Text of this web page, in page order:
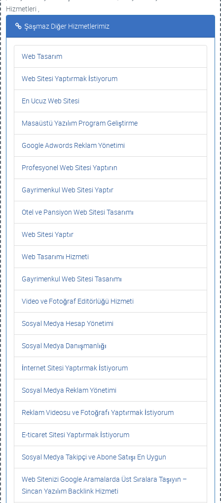
Hizmetleri ,
Şaşmaz Diğer Hizmetlerimiz
Web Tasarım
Web Sitesi Yaptırmak İstiyorum
En Ucuz Web Sitesi
Masaüstü Yazılım Program Geliştirme
Google Adwords Reklam Yönetimi
Profesyonel Web Sitesi Yaptırın
Gayrimenkul Web Sitesi Yaptır
Otel ve Pansiyon Web Sitesi Tasarımı
Web Sitesi Yaptır
Web Tasarımı Hizmeti
Gayrimenkul Web Sitesi Tasarımı
Video ve Fotoğraf Editörlüğü Hizmeti
Sosyal Medya Hesap Yönetimi
Sosyal Medya Danışmanlığı
İnternet Sitesi Yaptırmak İstiyorum
Sosyal Medya Reklam Yönetimi
Reklam Videosu ve Fotoğrafı Yaptırmak İstiyorum
E-ticaret Sitesi Yaptırmak İstiyorum
Sosyal Medya Takipçi ve Abone Satışı En Uygun
Web Sitenizi Google Aramalarda Üst Sıralara Taşıyın –
Sincan Yazılım Backlink Hizmeti